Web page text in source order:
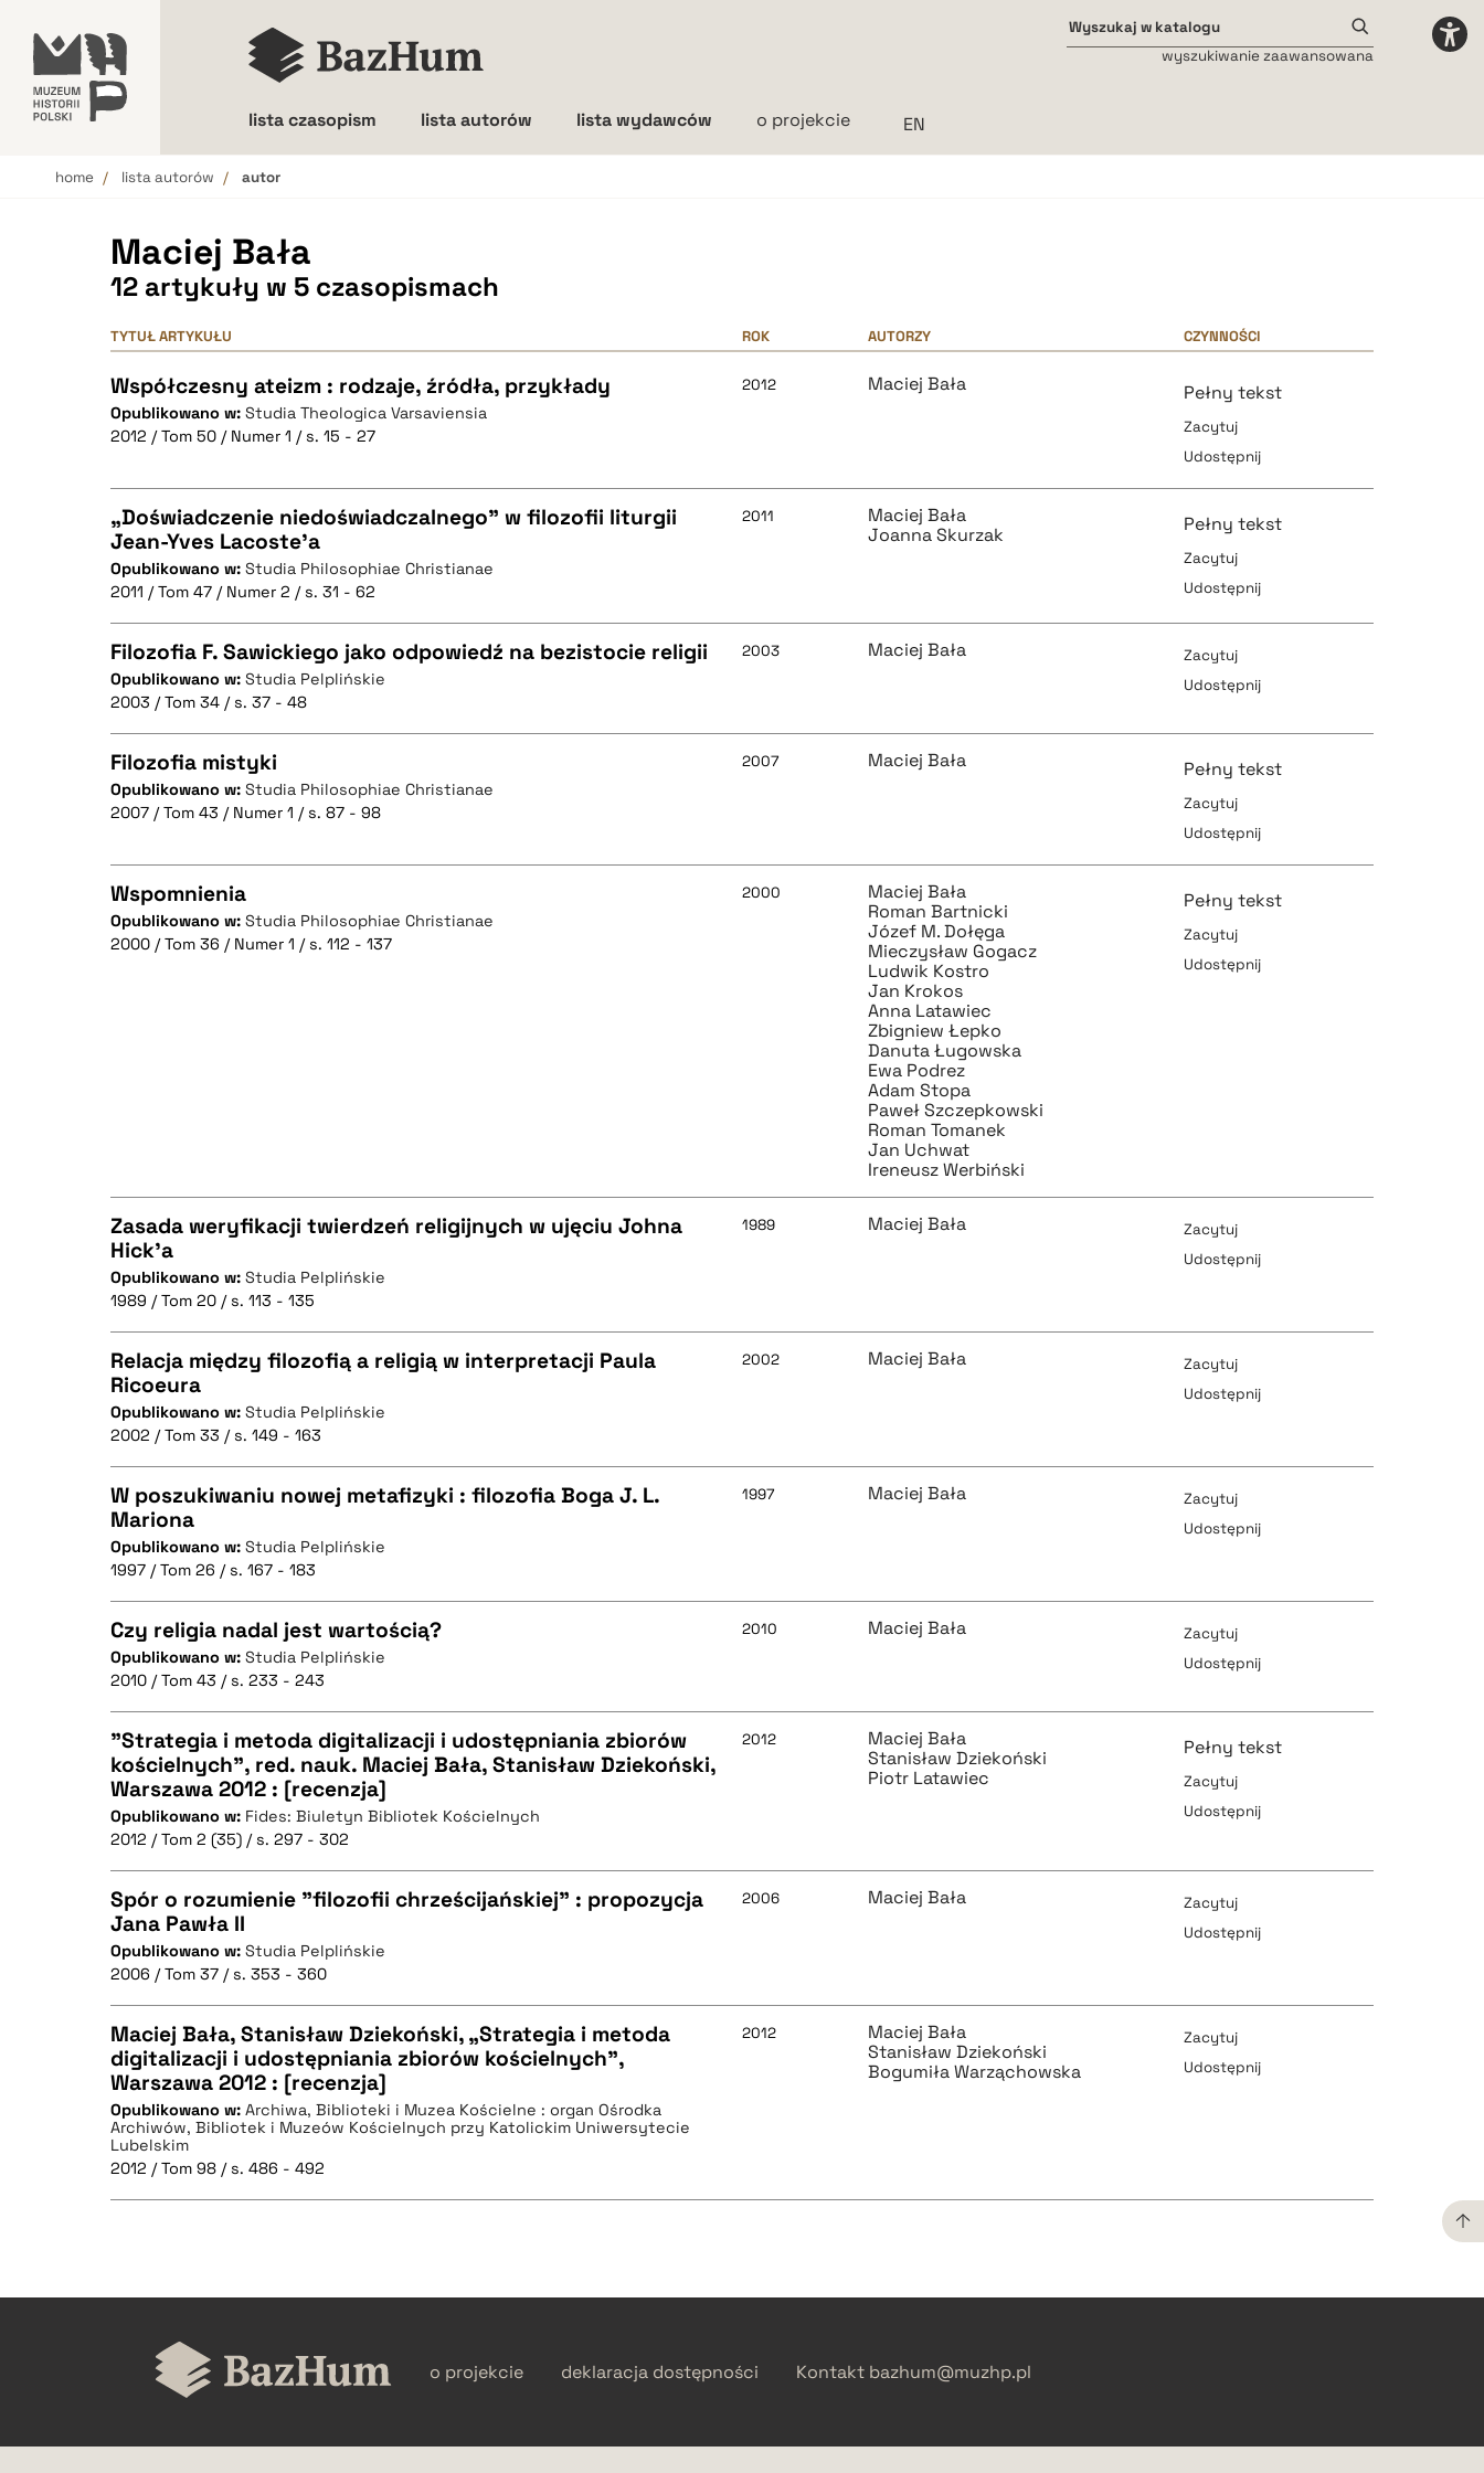
lista czasopism lista autorów lista wydawców o projekcie
wyszukiwanie zaawansowana
home lista autorów autor
Maciej Bała
12 artykuły w 5 czasopismach
TYTUŁ ARTYKUŁU ROK AUTORZY CZYNNOŚCI
Współczesny ateizm : rodzaje, źródła, przykłady
Opublikowano w: Studia Theologica Varsaviensia
2012 / Tom 50 / Numer 1 / s. 15 - 27
2012 Maciej Bała Pełny tekst
Zacytuj
Udostępnij
CZYSTY TEKST
pobierz cytat
BIBTEX
pobierz cytat
„Doświadczenie niedoświadczalnego” w filozofii liturgii
Jean-Yves Lacoste’a
Opublikowano w: Studia Philosophiae Christianae
2011 / Tom 47 / Numer 2 / s. 31 - 62
2011
Maciej Bała
Joanna Skurzak
Pełny tekst
Zacytuj
Udostępnij
CZYSTY TEKST
BIBTEX
Filozofia F. Sawickiego jako odpowiedź na bezistocie religii
Opublikowano w: Studia Pelplińskie
2003 / Tom 34 / s. 37 - 48
2003 Maciej Bała
Zacytuj
Udostępnij
CZYSTY TEKST
pobierz cytat
BIBTEX
Filozofia mistyki
Opublikowano w: Studia Philosophiae Christianae
2007 / Tom 43 / Numer 1 / s. 87 - 98
2007 Maciej Bała Pełny tekst
Zacytuj
Udostępnij
CZYSTY TEKST
Wspomnienia
Opublikowano w: Studia Philosophiae Christianae
2000 / Tom 36 / Numer 1 / s. 112 - 137
2000
Maciej Bała
Roman Bartnicki
Józef M. Dołęga
Mieczysław Gogacz
Ludwik Kostro
Jan Krokos
Anna Latawiec
Zbigniew Łepko
Danuta Ługowska
Ewa Podrez
Adam Stopa
Paweł Szczepkowski
Roman Tomanek
Jan Uchwat
Ireneusz Werbiński
Pełny tekst
Zacytuj
Udostępnij
CZYSTY TEKST
pobierz cytat
BIBTEX
Zasada weryfikacji twierdzeń religijnych w ujęciu Johna
Hick'a
Opublikowano w: Studia Pelplińskie
1989 / Tom 20 / s. 113 - 135
1989 Maciej Bała
Zacytuj
Udostępnij
CZYSTY TEKST
pobierz cytat
BIBTEX
Relacja między filozofią a religią w interpretacji Paula
Ricoeura
Opublikowano w: Studia Pelplińskie
2002 / Tom 33 / s. 149 - 163
2002 Maciej Bała
Zacytuj
Udostępnij
CZYSTY TEKST
pobierz cytat
BIBTEX
pobierz cytat
W poszukiwaniu nowej metafizyki : filozofia Boga J. L.
Mariona
Opublikowano w: Studia Pelplińskie
1997 / Tom 26 / s. 167 - 183
1997 Maciej Bała
Zacytuj
Udostępnij
CZYSTY TEKST
BIBTEX
Czy religia nadal jest wartością?
Opublikowano w: Studia Pelplińskie
2010 / Tom 43 / s. 233 - 243
2010 Maciej Bała
Zacytuj
Udostępnij
CZYSTY TEKST
BIBTEX
"Strategia i metoda digitalizacji i udostępniania zbiorów
kościelnych", red. nauk. Maciej Bała, Stanisław Dziekoński,
Warszawa 2012 : [recenzja]
Opublikowano w: Fides: Biuletyn Bibliotek Kościelnych
2012 / Tom 2 (35) / s. 297 - 302
2012
Maciej Bała
Stanisław Dziekoński
Piotr Latawiec
Pełny tekst
Zacytuj
Udostępnij
CZYSTY TEKST
pobierz cytat
BIBTEX
Spór o rozumienie "filozofii chrześcijańskiej" : propozycja
Jana Pawła II
Opublikowano w: Studia Pelplińskie
2006 / Tom 37 / s. 353 - 360
2006 Maciej Bała
Zacytuj
Udostępnij
CZYSTY TEKST
Maciej Bała, Stanisław Dziekoński, „Strategia i metoda
digitalizacji i udostępniania zbiorów kościelnych",
Warszawa 2012 : [recenzja]
Opublikowano w: Archiwa, Biblioteki i Muzea Kościelne : organ Ośrodka
Archiwów, Bibliotek i Muzeów Kościelnych przy Katolickim Uniwersytecie
Lubelskim
2012 / Tom 98 / s. 486 - 492
2012
Maciej Bała
Stanisław Dziekoński
Bogumiła Warząchowska
Zacytuj
Udostępnij
pobierz cytat
o projekcie deklaracja dostępności Kontakt bazhum@muzhp.pl